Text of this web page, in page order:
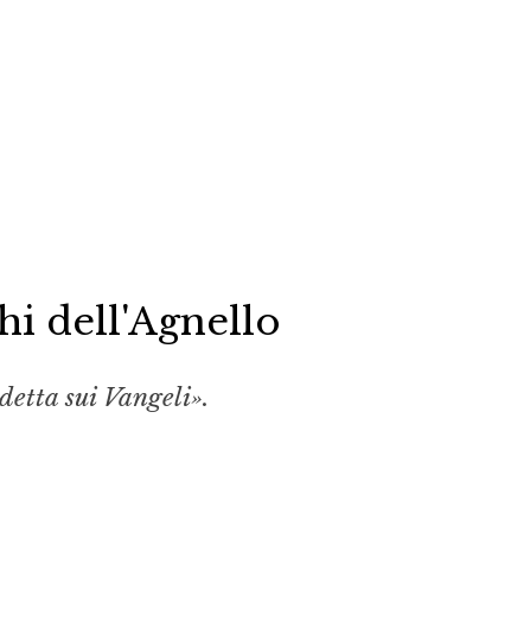
dell'Agnello
sui Vangeli».